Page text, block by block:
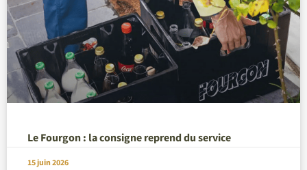
Le Fourgon : la consigne reprend du service
15 juin 2026